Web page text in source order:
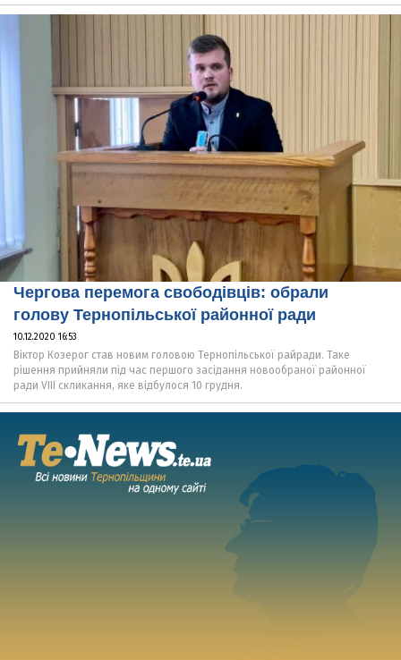
Чергова перемога свободівців: обрали
голову Тернопільської районної ради
10.12.2020 16:53
Віктор Козерог став новим головою Тернопільської райради. Таке
рішення прийняли під час першого засідання новообраної районної
ради VІІІ скликання, яке відбулося 10 грудня.